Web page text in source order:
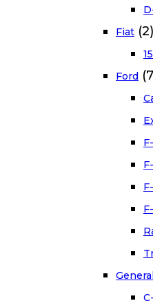
Fiat (2)
Ford